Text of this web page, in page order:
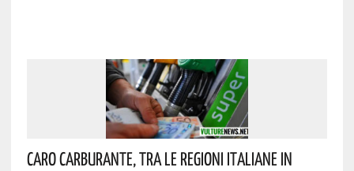
Caro Carburante, Tra Le Regioni Italiane In